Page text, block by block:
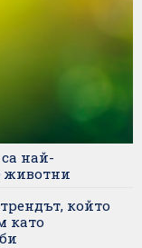
най-
животни
който
като